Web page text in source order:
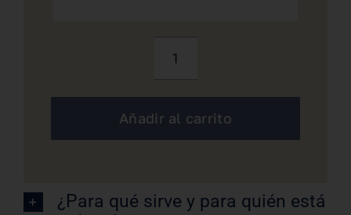
Protection
SPF
cantidad
Añadir al carrito
¿Para qué sirve y para quién está